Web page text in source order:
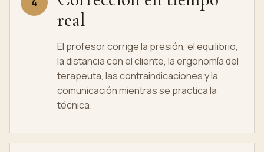
real
El profesor corrige la presión, el equilibrio,
la distancia con el cliente, la ergonomía del
terapeuta, las contraindicaciones y la
comunicación mientras se practica la
técnica.